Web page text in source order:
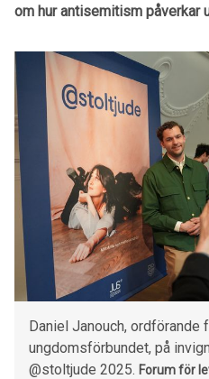
om hur antisemitism påverkar
Daniel Janouch, ordförande
ungdomsförbundet, på
@stoltjude 2025. Forum för